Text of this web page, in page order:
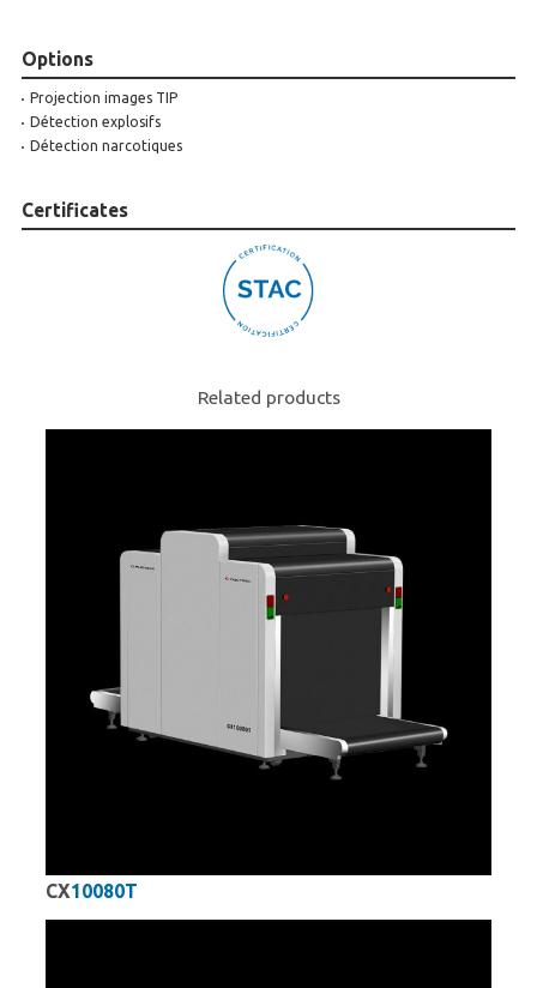
Options
Projection images TIP
Détection explosifs
Détection narcotiques
Certificates
Related products
CX10080T